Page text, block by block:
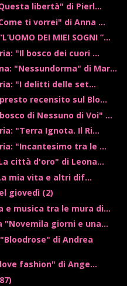
libertà" di Pierl...
ti vorrei" di Anna ...
DEI MIEI SOGNI ”...
"Il bosco dei cuori ...
"Nessundorma" di Mar...
"I delitti delle set...
recensito sul Blo...
di Nessuno di Voi" ...
"Terra Ignota. Il Ri...
"Incantesimo tra le ...
città d'oro" di Leona...
mia vita e altri dif...
giovedì (2)
e musica tra le mura di...
giorni e una...
di Andrea
fashion" di Ange...